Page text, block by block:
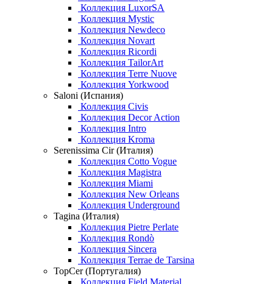
Коллекция LuxorSA
Коллекция Mystic
Коллекция Newdeco
Коллекция Novart
Коллекция Ricordi
Коллекция TailorArt
Коллекция Terre Nuove
Коллекция Yorkwood
Saloni (Испания)
Коллекция Civis
Коллекция Decor Action
Коллекция Intro
Коллекция Kroma
Serenissima Cir (Италия)
Коллекция Cotto Vogue
Коллекция Magistra
Коллекция Miami
Коллекция New Orleans
Коллекция Underground
Tagina (Италия)
Коллекция Pietre Perlate
Коллекция Rondò
Коллекция Sincera
Коллекция Terrae de Tarsina
TopCer (Португалия)
Коллекция Field Material